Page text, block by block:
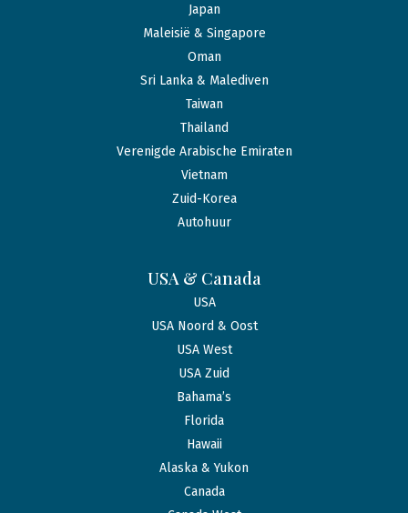
Japan
Maleisië & Singapore
Oman
Sri Lanka & Malediven
Taiwan
Thailand
Verenigde Arabische Emiraten
Vietnam
Zuid-Korea
Autohuur
USA & Canada
USA
USA Noord & Oost
USA West
USA Zuid
Bahama’s
Florida
Hawaii
Alaska & Yukon
Canada